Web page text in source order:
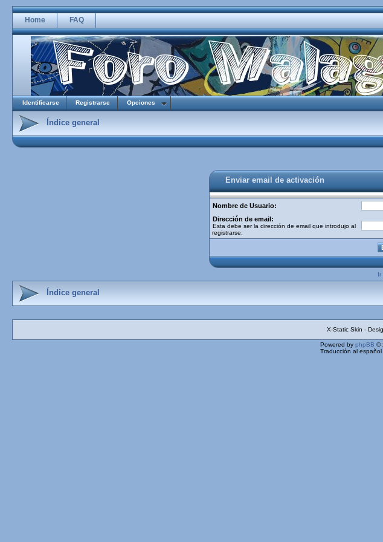
Home FAQ
Identificarse Registrarse Opciones
Índice general
Enviar email de activación
Nombre de Usuario:
Dirección de email:
Esta debe ser la dirección de email que introdujo al
registrarse.
Ir
Índice general
X-Static Skin -
Powered by phpBB ©
Traducción al